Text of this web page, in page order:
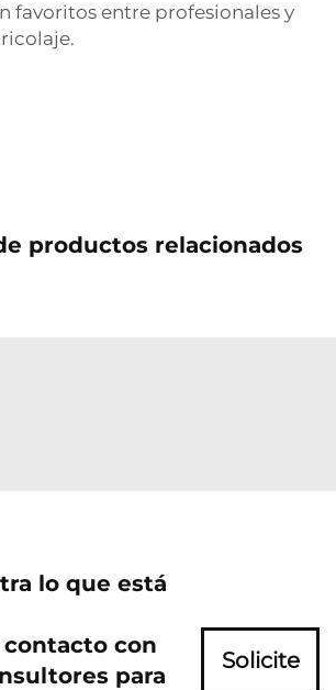
favoritos entre profesionales y
productos relacionados
lo que está
contacto con
para
Solicite